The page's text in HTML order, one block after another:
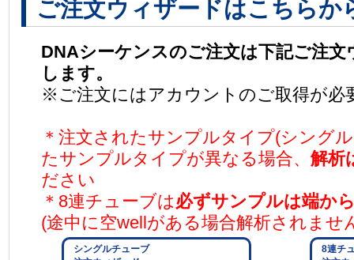
ご注文ウィザードはこちらか
DNAシーケンスのご注文は下記ご注
します。
※ご注文にはアカウントのご取得が必
＊注文されたサンプルタイプ(シング
たサンプルタイプが異なる場合、 解析
ださい
＊8連チューブは必ずサンプルは端か
(途中に空wellがある場合解析されませ
シングルチューブ
8連チ